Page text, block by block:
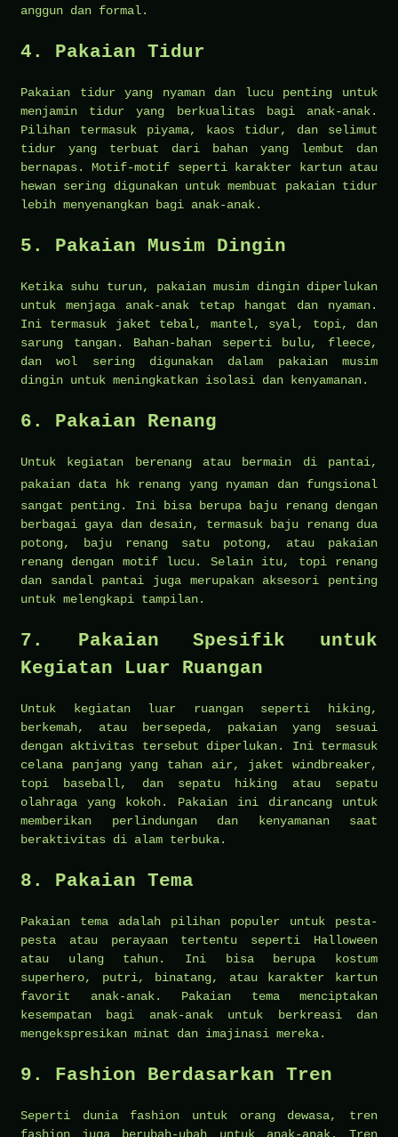
anggun dan formal.
4. Pakaian Tidur
Pakaian tidur yang nyaman dan lucu penting untuk
menjamin tidur yang berkualitas bagi anak-anak.
Pilihan termasuk piyama, kaos tidur, dan selimut
tidur yang terbuat dari bahan yang lembut dan
bernapas. Motif-motif seperti karakter kartun atau
hewan sering digunakan untuk membuat pakaian tidur
lebih menyenangkan bagi anak-anak.
5. Pakaian Musim Dingin
Ketika suhu turun, pakaian musim dingin diperlukan
untuk menjaga anak-anak tetap hangat dan nyaman.
Ini termasuk jaket tebal, mantel, syal, topi, dan
sarung tangan. Bahan-bahan seperti bulu, fleece,
dan wol sering digunakan dalam pakaian musim
dingin untuk meningkatkan isolasi dan kenyamanan.
6. Pakaian Renang
Untuk kegiatan berenang atau bermain di pantai,
pakaian data hkrenang yang nyaman dan fungsional
sangat penting. Ini bisa berupa baju renang dengan
berbagai gaya dan desain, termasuk baju renang dua
potong, baju renang satu potong, atau pakaian
renang dengan motif lucu. Selain itu, topi renang
dan sandal pantai juga merupakan aksesori penting
untuk melengkapi tampilan.
7. Pakaian Spesifik untuk
Kegiatan Luar Ruangan
Untuk kegiatan luar ruangan seperti hiking,
berkemah, atau bersepeda, pakaian yang sesuai
dengan aktivitas tersebut diperlukan. Ini termasuk
celana panjang yang tahan air, jaket windbreaker,
topi baseball, dan sepatu hiking atau sepatu
olahraga yang kokoh. Pakaian ini dirancang untuk
memberikan perlindungan dan kenyamanan saat
beraktivitas di alam terbuka.
8. Pakaian Tema
Pakaian tema adalah pilihan populer untuk pesta-
pesta atau perayaan tertentu seperti Halloween
atau ulang tahun. Ini bisa berupa kostum
superhero, putri, binatang, atau karakter kartun
favorit anak-anak. Pakaian tema menciptakan
kesempatan bagi anak-anak untuk berkreasi dan
mengekspresikan minat dan imajinasi mereka.
9. Fashion Berdasarkan Tren
Seperti dunia fashion untuk orang dewasa, tren